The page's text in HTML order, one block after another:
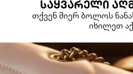
ᲡᲐᲧᲕᲐᲠᲔᲚᲘ
თქვენ მიერ ბოლოს
იხილეთ